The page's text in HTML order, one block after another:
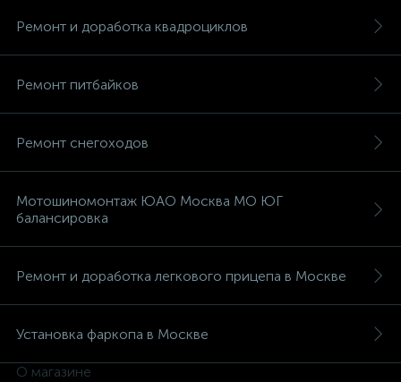
Ремонт и доработка квадроциклов
Ремонт питбайков
Ремонт снегоходов
Мотошиномонтаж ЮАО Москва МО ЮГ
балансировка
Ремонт и доработка легкового прицепа в Москве
Установка фаркопа в Москве
О магазине